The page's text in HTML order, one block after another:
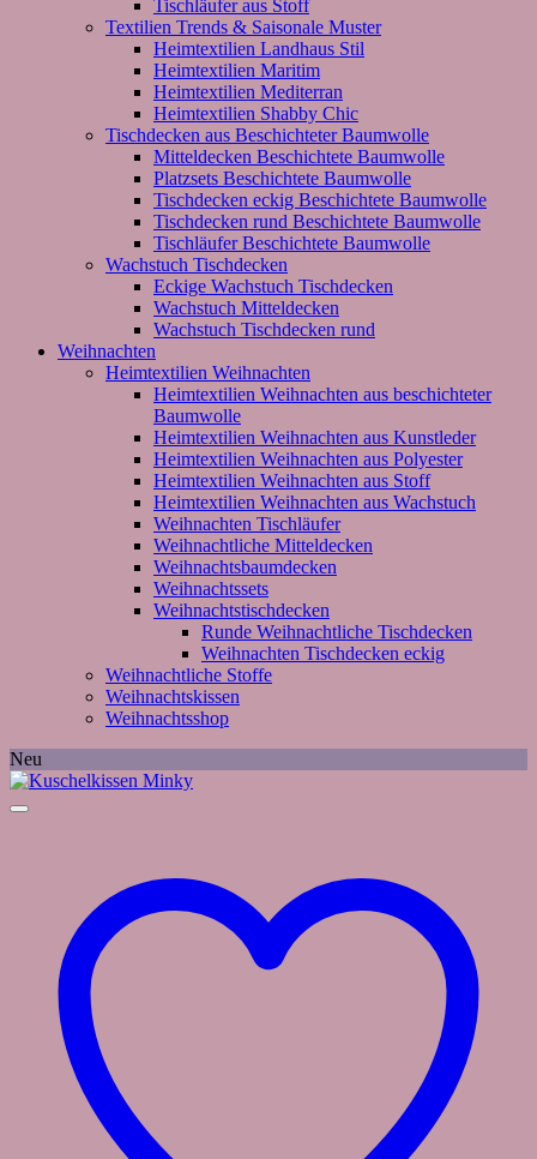
Tischläufer aus Stoff
Textilien Trends & Saisonale Muster
Heimtextilien Landhaus Stil
Heimtextilien Maritim
Heimtextilien Mediterran
Heimtextilien Shabby Chic
Tischdecken aus Beschichteter Baumwolle
Mitteldecken Beschichtete Baumwolle
Platzsets Beschichtete Baumwolle
Tischdecken eckig Beschichtete Baumwolle
Tischdecken rund Beschichtete Baumwolle
Tischläufer Beschichtete Baumwolle
Wachstuch Tischdecken
Eckige Wachstuch Tischdecken
Wachstuch Mitteldecken
Wachstuch Tischdecken rund
Weihnachten
Heimtextilien Weihnachten
Heimtextilien Weihnachten aus beschichteter
Baumwolle
Heimtextilien Weihnachten aus Kunstleder
Heimtextilien Weihnachten aus Polyester
Heimtextilien Weihnachten aus Stoff
Heimtextilien Weihnachten aus Wachstuch
Weihnachten Tischläufer
Weihnachtliche Mitteldecken
Weihnachtsbaumdecken
Weihnachtssets
Weihnachtstischdecken
Runde Weihnachtliche Tischdecken
Weihnachten Tischdecken eckig
Weihnachtliche Stoffe
Weihnachtskissen
Weihnachtsshop
Neu